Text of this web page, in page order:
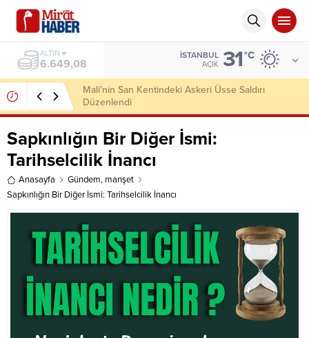
ALTIN
6.649,08
İSTANBUL
AÇIK 31°C
Mali’nin San Kentindeki Askeri Üsse Saldırı
Düzenlendi
Sapkınlığın Bir Diğer İsmi:
Tarihselcilik İnancı
Anasayfa Gündem, manşet
Sapkınlığın Bir Diğer İsmi: Tarihselcilik İnancı